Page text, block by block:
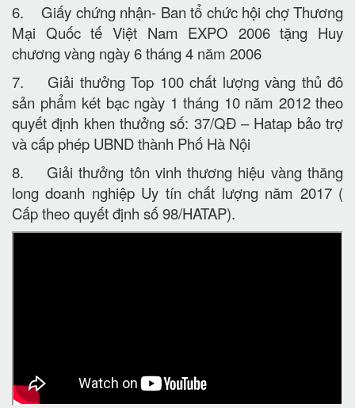
6. Giấy chứng nhận- Ban tổ chức hội chợ Thương
Mại Quốc tế Việt Nam EXPO 2006 tặng Huy
chương vàng ngày 6 tháng 4 năm 2006
7. Giải thưởng Top 100 chất lượng vàng thủ đô
sản phẩm két bạc ngày 1 tháng 10 năm 2012 theo
quyết định khen thưởng số: 37/QĐ – Hatap bảo trợ
và cấp phép UBND thành Phố Hà Nội
8. Giải thưởng tôn vinh thương hiệu vàng thăng
long doanh nghiệp Uy tín chất lượng năm 2017 (
Cấp theo quyết định số 98/HATAP).